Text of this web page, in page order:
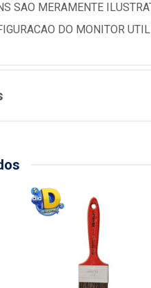
SAO MERAMENTE
DO MONITOR